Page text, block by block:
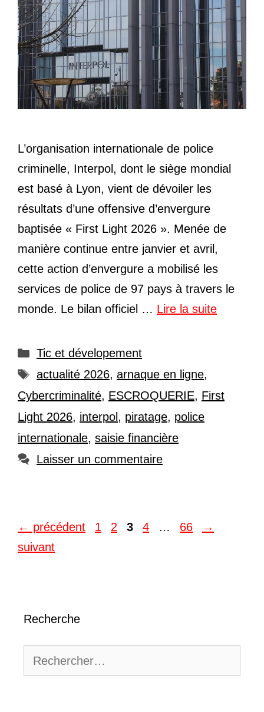
L’organisation internationale de police
criminelle, Interpol, dont le siège mondial
est basé à Lyon, vient de dévoiler les
résultats d’une offensive d’envergure
baptisée « First Light 2026 ». Menée de
manière continue entre janvier et avril,
cette action d’envergure a mobilisé les
services de police de 97 pays à travers le
monde. Le bilan officiel … Lire la suite
Catégories
Tic et dévelopement
Étiquettes
actualité 2026, arnaque en ligne,
Cybercriminalité, ESCROQUERIE, First
Light 2026, interpol , piratage, police
internationale, saisie financière
Laisser un commentaire
← précédent Page
1 Page
2 Page
3 Page
4 … Page
66
→
suivant
Recherche